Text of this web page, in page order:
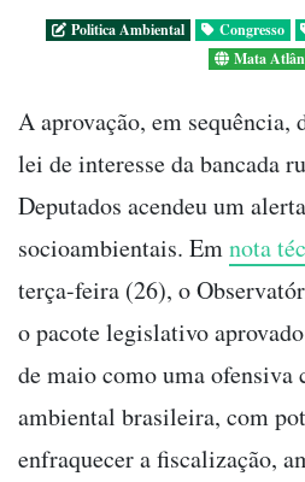
Politica Ambiental Congresso
Mata
A aprovação, em sequência,
lei de interesse da bancada
Deputados acendeu um
socioambientais. Emnota
terça-feira (26), o
o pacote legislativo
de maio como uma ofensiva
ambiental brasileira, com
enfraquecer a fiscalização,